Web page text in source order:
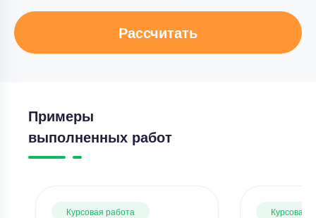
Рассчитать
Примеры
выполненных работ
Курсовая работа Курсовая